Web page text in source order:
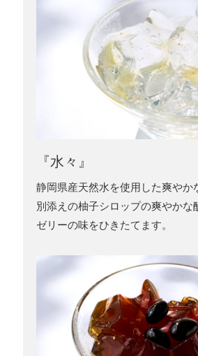
『水々』
静岡県産天然水を使用した爽やか
別添えの柚子シロップの爽やかな
ゼリーの味をひきたてます。